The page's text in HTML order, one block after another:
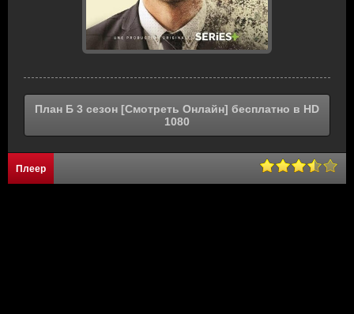
План Б 3 сезон [Смотреть Онлайн] бесплатно в HD
1080
Плеер